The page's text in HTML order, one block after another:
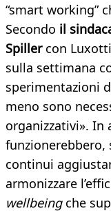
“smart working”
Secondo il
Spillercon
sulla settimana
sperimentazioni
meno sono
organizzativi».
funzionerebbero,
continui
armonizzare
wellbeingche